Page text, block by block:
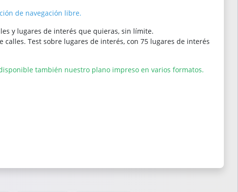
de navegación libre.
y lugares de interés que quieras, sin límite.
Test sobre lugares de interés, con 75 lugares de interés
también nuestro plano impreso en varios formatos.